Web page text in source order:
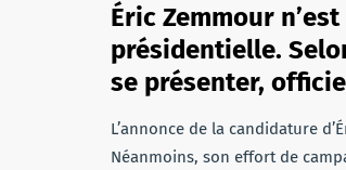
Éric Zemmour
présidentielle.
se présenter,
L’annonce de la candidature
Néanmoins, son effort de